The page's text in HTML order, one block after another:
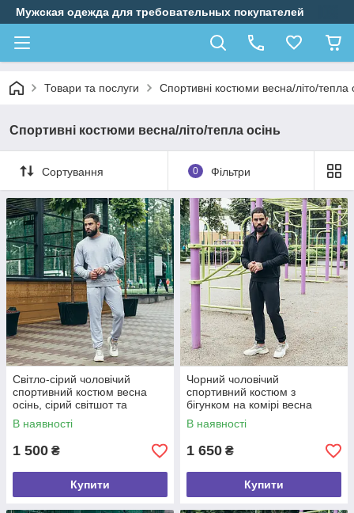
Мужская одежда для требовательных покупателей
Товари та послуги Спортивні костюми весна/літо/тепла
Спортивні костюми весна/літо/тепла осінь
Сортування 0 Фільтри
Світло-сірий чоловічий
спортивний костюм весна
осінь, сірий світшот та
спортивні штани розмір S
В наявності
1 500 ₴
Купити
Чорний чоловічий
спортивний костюм з
бігунком на комірі весна
осінь, чорний світшот і
спортивні штани розмір S
В наявності
1 650 ₴
Купити